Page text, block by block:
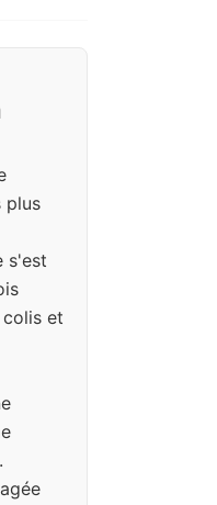
plus
s'est
et